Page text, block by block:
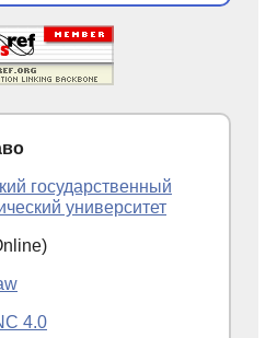
государственный
университет
4.0